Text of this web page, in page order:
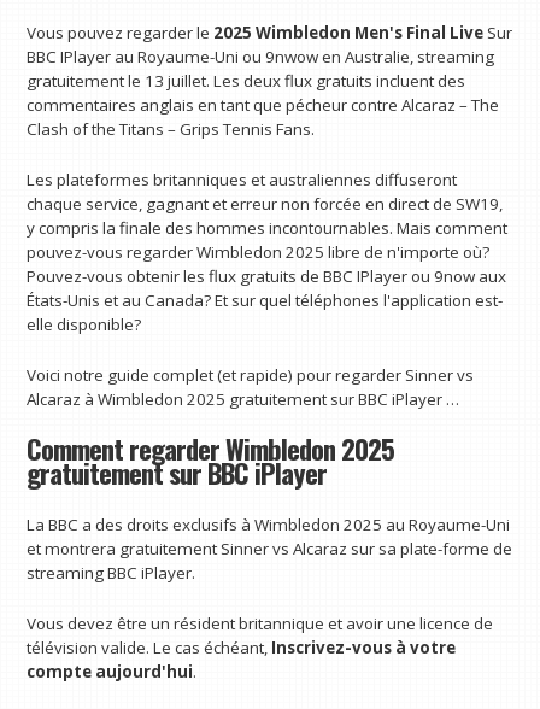
Vous pouvez regarder le 2025 Wimbledon Men's Final Live Sur
BBC IPlayer au Royaume-Uni ou 9nwow en Australie, streaming
gratuitement le 13 juillet. Les deux flux gratuits incluent des
commentaires anglais en tant que pécheur contre Alcaraz – The
Clash of the Titans – Grips Tennis Fans.
Les plateformes britanniques et australiennes diffuseront
chaque service, gagnant et erreur non forcée en direct de SW19,
y compris la finale des hommes incontournables. Mais comment
pouvez-vous regarder Wimbledon 2025 libre de n'importe où?
Pouvez-vous obtenir les flux gratuits de BBC IPlayer ou 9now aux
États-Unis et au Canada? Et sur quel téléphones l'application est-
elle disponible?
Voici notre guide complet (et rapide) pour regarder Sinner vs
Alcaraz à Wimbledon 2025 gratuitement sur BBC iPlayer …
Comment regarder Wimbledon 2025
gratuitement sur BBC iPlayer
La BBC a des droits exclusifs à Wimbledon 2025 au Royaume-Uni
et montrera gratuitement Sinner vs Alcaraz sur sa plate-forme de
streaming BBC iPlayer.
Vous devez être un résident britannique et avoir une licence de
télévision valide. Le cas échéant, Inscrivez-vous à votre
compte aujourd'hui.